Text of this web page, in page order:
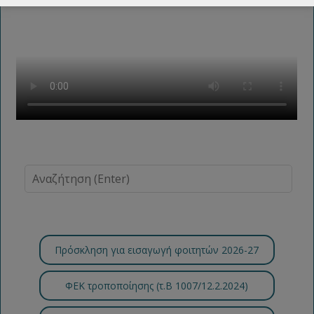
Πρόσκληση για εισαγωγή φοιτητών 2026-27
ΦΕΚ τροποποίησης (τ.B 1007/12.2.2024)